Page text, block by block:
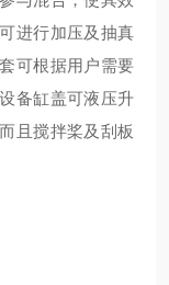
进行加压及抽真
可根据用户需要
备缸盖可液压升
且搅拌桨及刮板